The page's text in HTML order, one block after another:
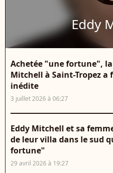
Eddy
Achetée "une fortune", la
Mitchell à Saint-Tropez
inédite
3 juillet 2026 à 06:27
Eddy Mitchell et sa
de leur villa dans le sud
fortune"
29 avril 2026 à 19:27